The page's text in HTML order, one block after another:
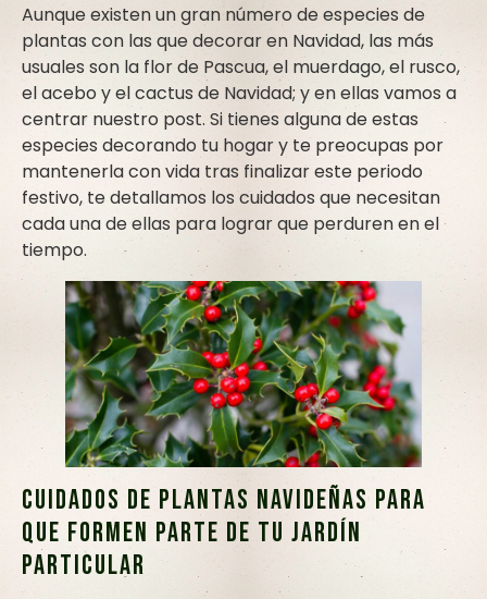
Aunque existen un gran número de especies de
plantas con las que decorar en Navidad, las más
usuales son la flor de Pascua, el muerdago, el rusco,
el acebo y el cactus de Navidad; y en ellas vamos a
centrar nuestro post. Si tienes alguna de estas
especies decorando tu hogar y te preocupas por
mantenerla con vida tras finalizar este periodo
festivo, te detallamos los cuidados que necesitan
cada una de ellas para lograr que perduren en el
tiempo.
Cuidados de plantas navideñas para
que formen parte de tu jardín
particular